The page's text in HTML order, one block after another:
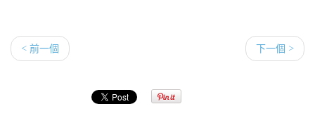
< 前一個 下一個 >